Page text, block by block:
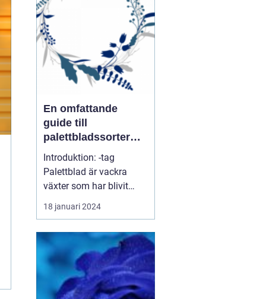
är en beprövad och
populär metod för att
föröka dessa vackra
växter. ...
En omfattande
guide till
palettbladssorter
och deras namn
Introduktion: -tag
Palettblad är vackra
växter som har blivit
populära de senaste
åren på grund av sina
lättodlade natur. I denna
artikel kommer vi att ge
en grundlig översikt över
palettbladssorter och
18 januari 2024